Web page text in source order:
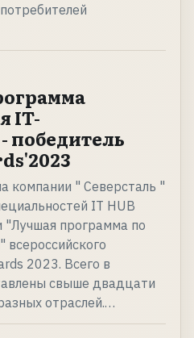
IT-
победитель
компании " Северсталь "
IT HUB
"Лучшая программа по
всероссийского
2023. Всего в
свыше двадцати
отраслей.…